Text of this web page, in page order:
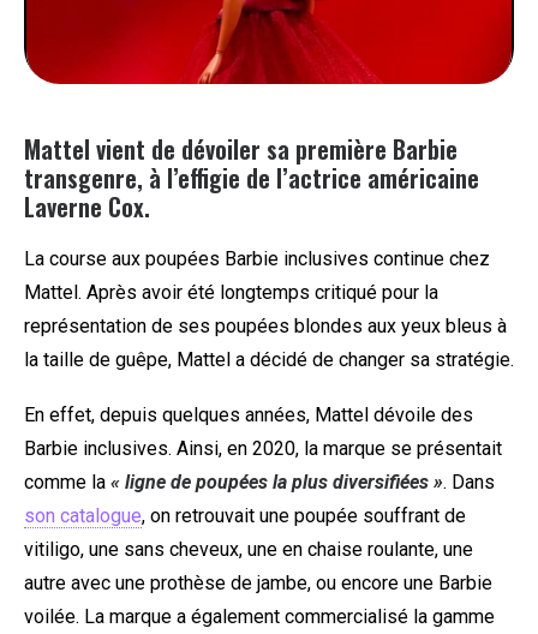
SOUTENEZ KULTT
Mattel vient de dévoiler sa première Barbie
transgenre, à l’effigie de l’actrice américaine
Laverne Cox.
La course aux poupées Barbie inclusives continue chez
Mattel. Après avoir été longtemps critiqué pour la
représentation de ses poupées blondes aux yeux bleus à
la taille de guêpe, Mattel a décidé de changer sa stratégie.
En effet, depuis quelques années, Mattel dévoile des
Barbie inclusives. Ainsi, en 2020, la marque se présentait
comme la « ligne de poupées la plus diversifiées ». Dans
son catalogue, on retrouvait une poupée souffrant de
vitiligo, une sans cheveux, une en chaise roulante, une
autre avec une prothèse de jambe, ou encore une Barbie
voilée. La marque a également commercialisé la gamme